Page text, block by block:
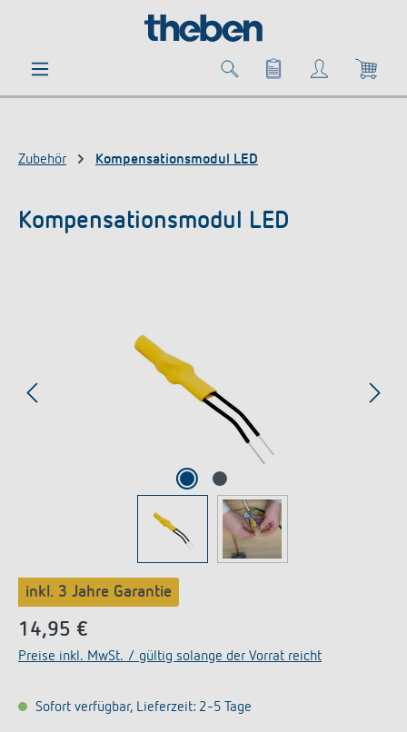
Zubehör Kompensationsmodul LED
Kompensationsmodul LED
inkl. 3 Jahre Garantie
14,95 €
Preise inkl. MwSt. / gültig solange der Vorrat reicht
Sofort verfügbar, Lieferzeit: 2-5 Tage